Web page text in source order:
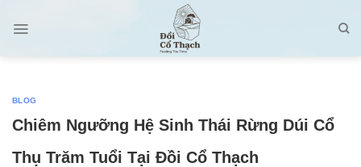
BLOG
Chiêm Ngưỡng Hệ Sinh Thái Rừng Dúi Cổ
Thụ Trăm Tuổi Tại Đồi Cổ Thạch